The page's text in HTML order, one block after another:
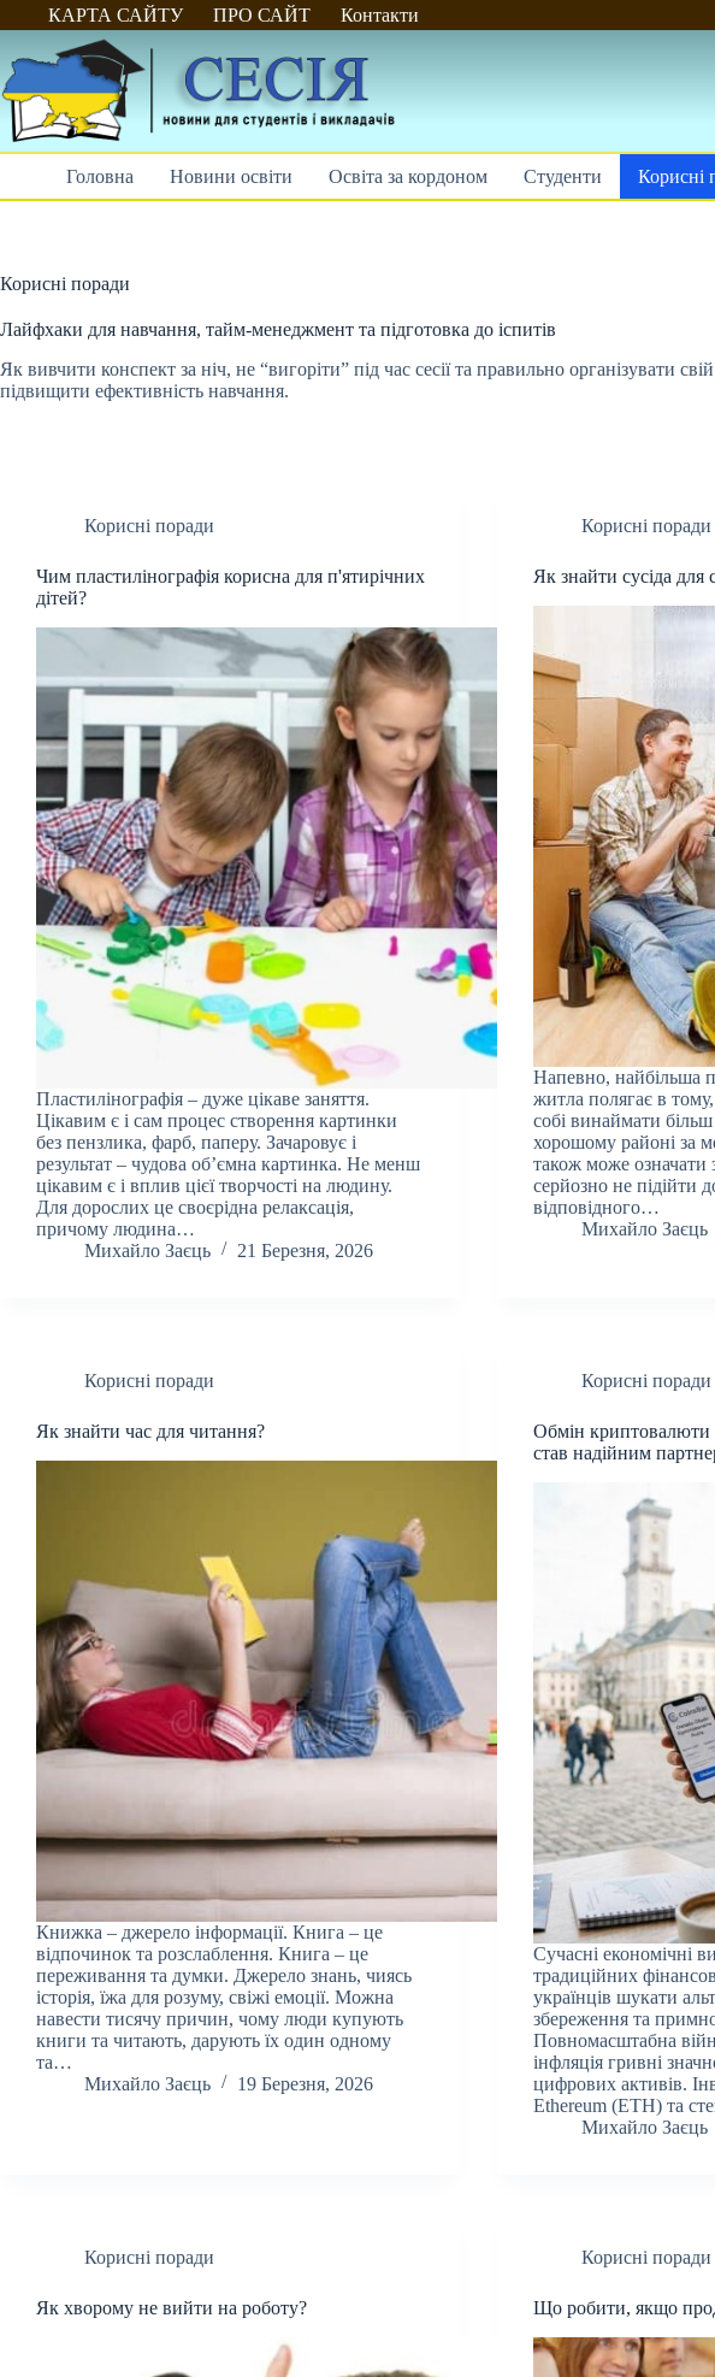
Перейти
до
КАРТА САЙТУ ПРО САЙТ Контакти
Головна Новини освіти Освіта за кордоном Студенти Корисні
Корисні поради
Лайфхаки для навчання, тайм-менеджмент та підготовка до іспитів
Як вивчити конспект за ніч, не “вигоріти” під час сесії та правильно організувати
підвищити ефективність навчання.
Корисні поради
Чим пластилінографія корисна для п'ятирічних
дітей?
Пластилінографія – дуже цікаве заняття.
Цікавим є і сам процес створення картинки
без пензлика, фарб, паперу. Зачаровує і
результат – чудова об’ємна картинка. Не менш
цікавим є і вплив цієї творчості на людину.
Для дорослих це своєрідна релаксація,
причому людина…
Михайло Заєць
21 Березня, 2026
Корисні поради
Як знайти сусіда для
Напевно, найбільша
житла полягає в
собі винаймати
хорошому районі за
також може означати
серйозно не підійти
відповідного…
Михайло Заєць
Корисні поради
Як знайти час для читання?
Книжка – джерело інформації. Книга – це
відпочинок та розслаблення. Книга – це
переживання та думки. Джерело знань, чиясь
історія, їжа для розуму, свіжі емоції. Можна
навести тисячу причин, чому люди купують
книги та читають, дарують їх один одному
та…
Михайло Заєць
19 Березня, 2026
Корисні поради
Обмін криптовалюти
став надійним
Сучасні економічні
традиційних
українців шукати
збереження та
Повномасштабна
інфляція гривні
цифрових активів.
Ethereum (ETH) та
Михайло Заєць
Корисні поради
Як хворому не вийти на роботу?
Корисні поради
Що робити, якщо